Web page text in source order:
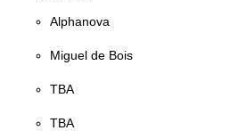
Alphanova
Miguel de Bois
TBA
TBA